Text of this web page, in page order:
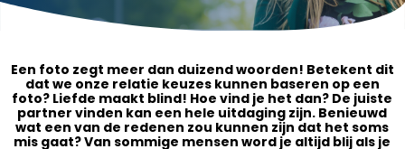
Een foto zegt meer dan duizend woorden! Betekent dit
dat we onze relatie keuzes kunnen baseren op een
foto? Liefde maakt blind! Hoe vind je het dan? De juiste
partner vinden kan een hele uitdaging zijn. Benieuwd
wat een van de redenen zou kunnen zijn dat het soms
mis gaat? Van sommige mensen word je altijd blij als je